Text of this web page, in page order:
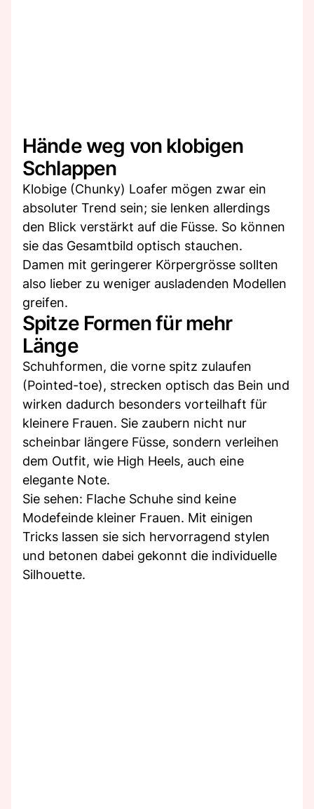
Hände weg von klobigen
Schlappen
Klobige (Chunky) Loafer mögen zwar ein
absoluter Trend sein; sie lenken allerdings
den Blick verstärkt auf die Füsse. So können
sie das Gesamtbild optisch stauchen.
Damen mit geringerer Körpergrösse sollten
also lieber zu weniger ausladenden Modellen
greifen.
Spitze Formen für mehr
Länge
Schuhformen, die vorne spitz zulaufen
(Pointed-toe), strecken optisch das Bein und
wirken dadurch besonders vorteilhaft für
kleinere Frauen. Sie zaubern nicht nur
scheinbar längere Füsse, sondern verleihen
dem Outfit, wie High Heels, auch eine
elegante Note.
Sie sehen: Flache Schuhe sind keine
Modefeinde kleiner Frauen. Mit einigen
Tricks lassen sie sich hervorragend stylen
und betonen dabei gekonnt die individuelle
Silhouette.